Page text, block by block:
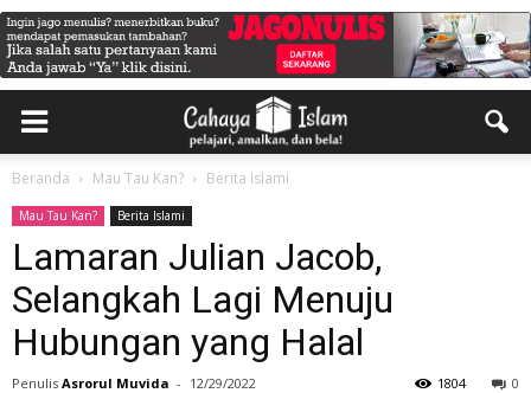
Beranda Mau Tau Kan? Berita Islami
Mau Tau Kan? Berita Islami
Lamaran Julian Jacob,
Selangkah Lagi Menuju
Hubungan yang Halal
Penulis Asrorul Muvida - 12/29/2022 0
1804